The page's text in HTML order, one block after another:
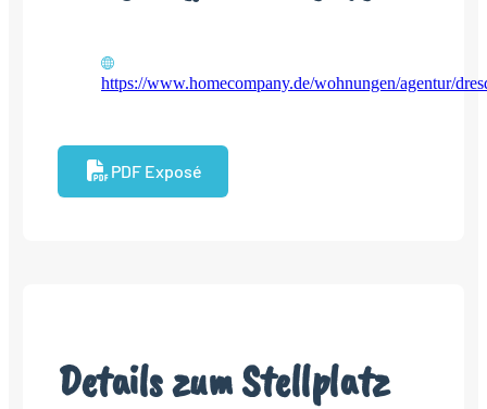
https://www.homecompany.de/wohnungen/agentur/
PDF Exposé
Details zum Stellplatz